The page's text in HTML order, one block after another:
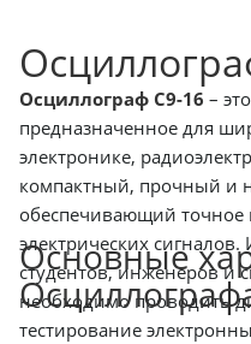
Осциллограф С9-16 –
предназначенное для
электронике,
компактный, прочный и
обеспечивающий точное
электрических
студентов, инженеров и
необходимо проводить
тестирование
Основные